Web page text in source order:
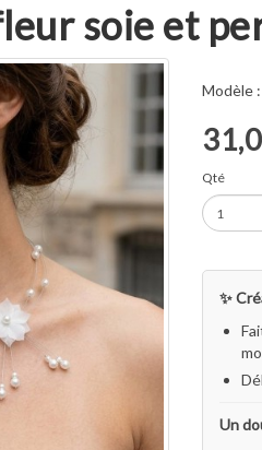
soie et
Modèle
Qté
✨
Un